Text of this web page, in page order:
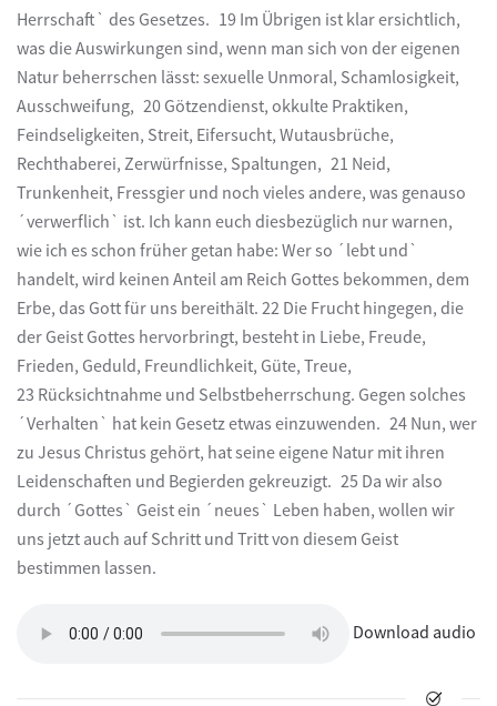
Herrschaft` des Gesetzes. 19 Im Übrigen ist klar ersichtlich,
was die Auswirkungen sind, wenn man sich von der eigenen
Natur beherrschen lässt: sexuelle Unmoral, Schamlosigkeit,
Ausschweifung, 20 Götzendienst, okkulte Praktiken,
Feindseligkeiten, Streit, Eifersucht, Wutausbrüche,
Rechthaberei, Zerwürfnisse, Spaltungen, 21 Neid,
Trunkenheit, Fressgier und noch vieles andere, was genauso
´verwerflich` ist. Ich kann euch diesbezüglich nur warnen,
wie ich es schon früher getan habe: Wer so ´lebt und`
handelt, wird keinen Anteil am Reich Gottes bekommen, dem
Erbe, das Gott für uns bereithält. 22 Die Frucht hingegen, die
der Geist Gottes hervorbringt, besteht in Liebe, Freude,
Frieden, Geduld, Freundlichkeit, Güte, Treue,
23 Rücksichtnahme und Selbstbeherrschung. Gegen solches
´Verhalten` hat kein Gesetz etwas einzuwenden. 24 Nun, wer
zu Jesus Christus gehört, hat seine eigene Natur mit ihren
Leidenschaften und Begierden gekreuzigt. 25 Da wir also
durch ´Gottes` Geist ein ´neues` Leben haben, wollen wir
uns jetzt auch auf Schritt und Tritt von diesem Geist
bestimmen lassen.
Download audio